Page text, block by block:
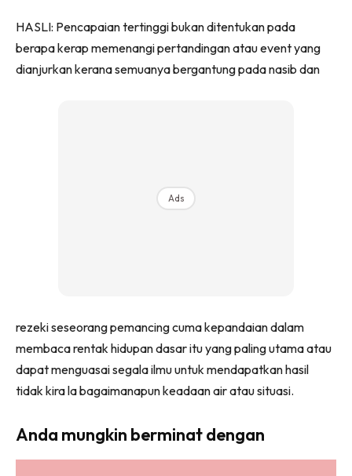
HASLI: Pencapaian tertinggi bukan ditentukan pada
berapa kerap memenangi pertandingan atau event yang
dianjurkan kerana semuanya bergantung pada nasib dan
Ads
rezeki seseorang pemancing cuma kepandaian dalam
membaca rentak hidupan dasar itu yang paling utama atau
dapat menguasai segala ilmu untuk mendapatkan hasil
tidak kira la bagaimanapun keadaan air atau situasi.
Anda mungkin berminat dengan